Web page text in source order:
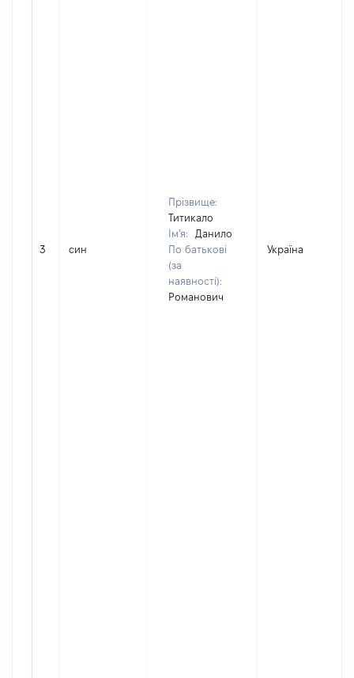
3 син
Прізвище:
Титикало
Ім'я:
Данило
По батькові
(за
наявності):
Романович
Україна